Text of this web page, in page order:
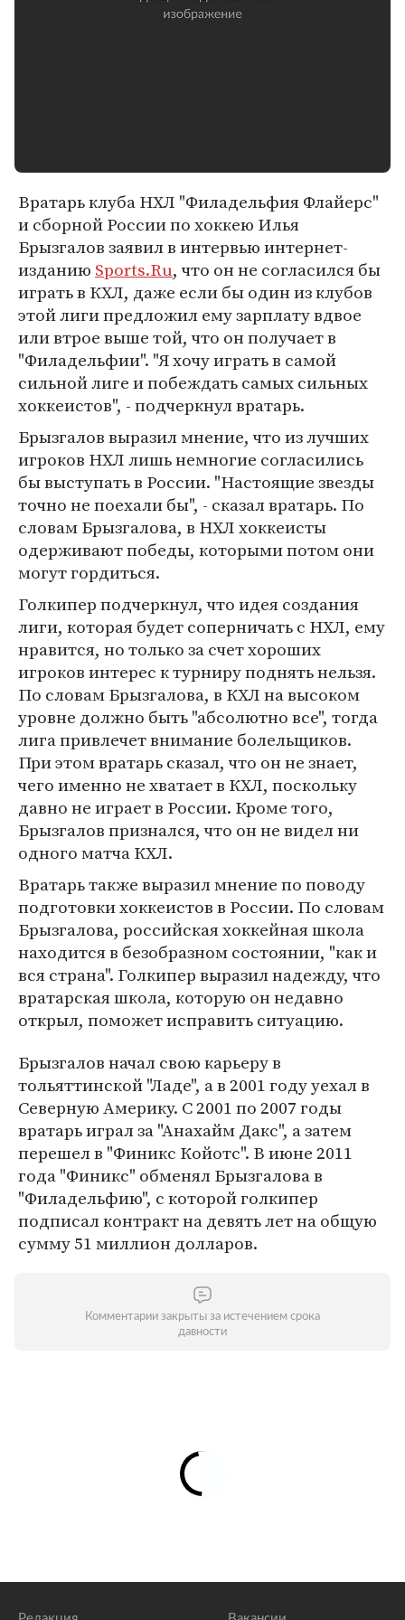
Вратарь клуба НХЛ "Филадельфия Флайерс"
и сборной России по хоккею Илья
Брызгалов заявил в интервью интернет-
изданию Sports.Ru, что он не согласился бы
играть в КХЛ, даже если бы один из клубов
этой лиги предложил ему зарплату вдвое
или втрое выше той, что он получает в
"Филадельфии". "Я хочу играть в самой
сильной лиге и побеждать самых сильных
хоккеистов", - подчеркнул вратарь.
Брызгалов выразил мнение, что из лучших
игроков НХЛ лишь немногие согласились
бы выступать в России. "Настоящие звезды
точно не поехали бы", - сказал вратарь. По
словам Брызгалова, в НХЛ хоккеисты
одерживают победы, которыми потом они
могут гордиться.
Голкипер подчеркнул, что идея создания
лиги, которая будет соперничать с НХЛ, ему
нравится, но только за счет хороших
игроков интерес к турниру поднять нельзя.
По словам Брызгалова, в КХЛ на высоком
уровне должно быть "абсолютно все", тогда
лига привлечет внимание болельщиков.
При этом вратарь сказал, что он не знает,
чего именно не хватает в КХЛ, поскольку
давно не играет в России. Кроме того,
Брызгалов признался, что он не видел ни
одного матча КХЛ.
Вратарь также выразил мнение по поводу
подготовки хоккеистов в России. По словам
Брызгалова, российская хоккейная школа
находится в безобразном состоянии, "как и
вся страна". Голкипер выразил надежду, что
вратарская школа, которую он недавно
открыл, поможет исправить ситуацию.
Брызгалов начал свою карьеру в
тольяттинской "Ладе", а в 2001 году уехал в
Северную Америку. С 2001 по 2007 годы
вратарь играл за "Анахайм Дакс", а затем
перешел в "Финикс Койотс". В июне 2011
года "Финикс" обменял Брызгалова в
"Филадельфию", с которой голкипер
подписал контракт на девять лет на общую
сумму 51 миллион долларов.
Комментарии закрыты за истечением срока
давности